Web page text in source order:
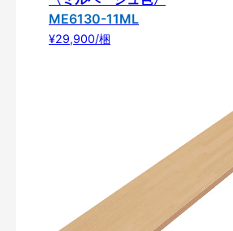
ME6130-11ML
¥29,900/梱